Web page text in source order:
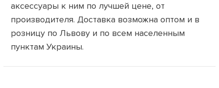
аксессуары к ним по лучшей цене, от
производителя. Доставка возможна оптом и в
розницу по Львову и по всем населенным
пунктам Украины.